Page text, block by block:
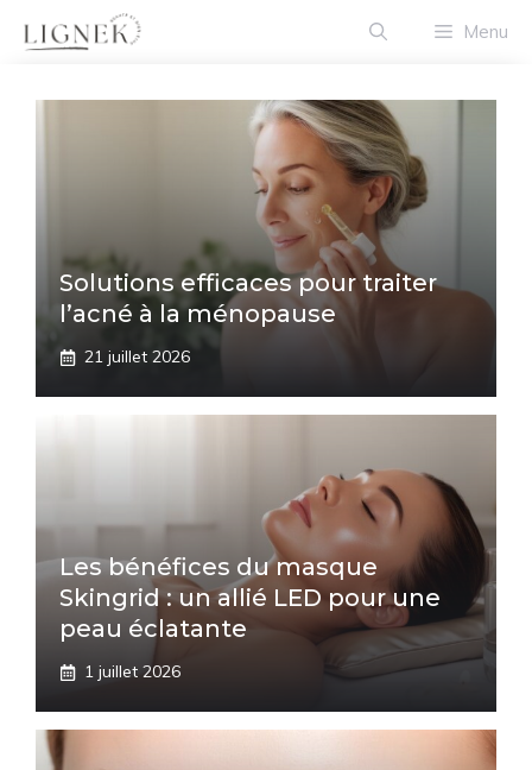
Menu
Solutions efficaces pour traiter
l’acné à la ménopause
21 juillet 2026
Les bénéfices du masque
Skingrid : un allié LED pour une
peau éclatante
1 juillet 2026